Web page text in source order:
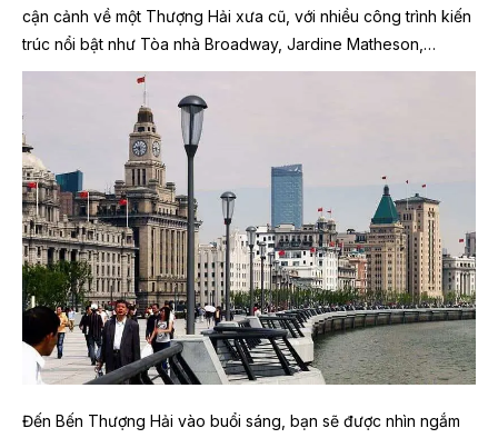
cận cảnh về một Thượng Hải xưa cũ, với nhiều công trình kiến
trúc nổi bật như Tòa nhà Broadway, Jardine Matheson,…
Đến Bến Thượng Hải vào buổi sáng, bạn sẽ được nhìn ngắm